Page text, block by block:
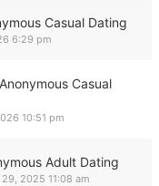
Casual Dating
6:29 pm
Casual
10:51 pm
Adult Dating
2025 11:08 am